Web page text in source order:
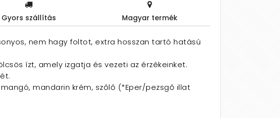
Gyors szállítás Magyar termék
nem hagy foltot, extra hosszan tartó hatású
ízt, amely izgatja és vezeti az érzékeinket.
mandarin krém, szőlő (*Eper/pezsgő illat